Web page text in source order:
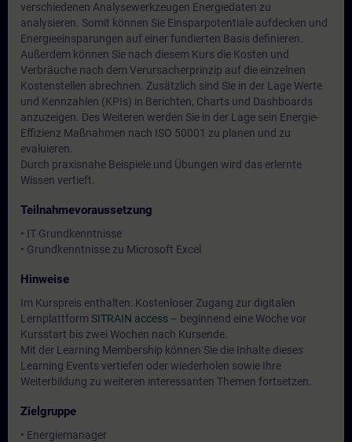
verschiedenen Analysewerkzeugen Energiedaten zu
analysieren. Somit können Sie Einsparpotentiale aufdecken und
Energieeinsparungen auf einer fundierten Basis definieren.
Außerdem können Sie nach diesem Kurs die Kosten und
Verbräuche nach dem Verursacherprinzip auf die einzelnen
Kostenstellen abrechnen. Zusätzlich sind Sie in der Lage Werte
und Kennzahlen (KPIs) in Berichten, Charts und Dashboards
anzuzeigen. Des Weiteren werden Sie in der Lage sein Energie-
Effizienz Maßnahmen nach ISO 50001 zu planen und zu
evaluieren.
Durch praxisnahe Beispiele und Übungen wird das erlernte
Wissen vertieft.
Teilnahmevoraussetzung
• IT Grundkenntnisse
• Grundkenntnisse zu Microsoft Excel
Hinweise
Im Kurspreis enthalten: Kostenloser Zugang zur digitalen
Lernplattform SITRAIN access – beginnend eine Woche vor
Kursstart bis zwei Wochen nach Kursende.
Mit der Learning Membership können Sie die Inhalte dieses
Learning Events vertiefen oder wiederholen sowie Ihre
Weiterbildung zu weiteren interessanten Themen fortsetzen.
Zielgruppe
• Energiemanager